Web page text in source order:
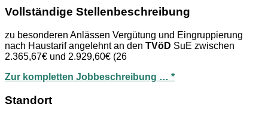
Vollständige Stellenbeschreibung
zu besonderen Anlässen Vergütung und Eingruppierung
nach Haustarif angelehnt an den TVöD SuE zwischen
2.365,67€ und 2.929,60€ (26
Zur kompletten Jobbeschreibung … *
Standort